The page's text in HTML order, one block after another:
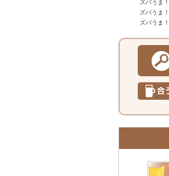
ズバうま
ズバうま
ズバうま